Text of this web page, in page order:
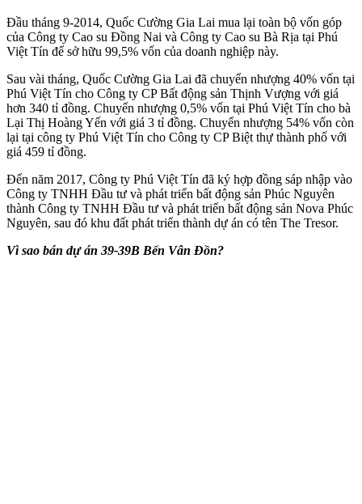
Đầu tháng 9-2014, Quốc Cường Gia Lai mua lại toàn bộ vốn góp
của Công ty Cao su Đồng Nai và Công ty Cao su Bà Rịa tại Phú
Việt Tín để sở hữu 99,5% vốn của doanh nghiệp này.
Sau vài tháng, Quốc Cường Gia Lai đã chuyển nhượng 40% vốn tại
Phú Việt Tín cho Công ty CP Bất động sản Thịnh Vượng với giá
hơn 340 tỉ đồng. Chuyển nhượng 0,5% vốn tại Phú Việt Tín cho bà
Lại Thị Hoàng Yến với giá 3 tỉ đồng. Chuyển nhượng 54% vốn còn
lại tại công ty Phú Việt Tín cho Công ty CP Biệt thự thành phố với
giá 459 tỉ đồng.
Đến năm 2017, Công ty Phú Việt Tín đã ký hợp đồng sáp nhập vào
Công ty TNHH Đầu tư và phát triển bất động sản Phúc Nguyên
thành Công ty TNHH Đầu tư và phát triển bất động sản Nova Phúc
Nguyên, sau đó khu đất phát triển thành dự án có tên The Tresor.
Vì sao bán dự án 39-39B Bến Vân Đồn?